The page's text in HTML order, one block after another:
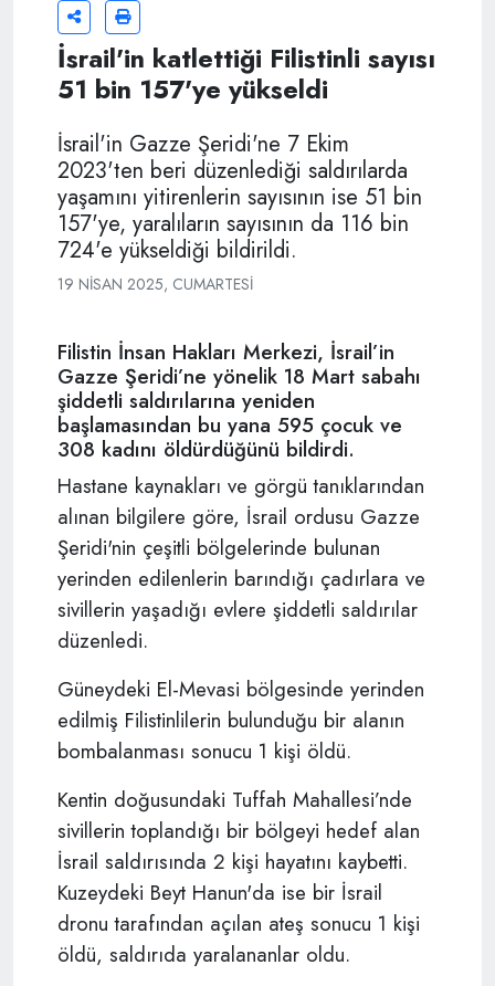
İsrail'in katlettiği Filistinli sayısı
51 bin 157'ye yükseldi
İsrail'in Gazze Şeridi'ne 7 Ekim
2023'ten beri düzenlediği saldırılarda
yaşamını yitirenlerin sayısının ise 51 bin
157'ye, yaralıların sayısının da 116 bin
724'e yükseldiği bildirildi.
19 NISAN 2025, CUMARTESI
Filistin İnsan Hakları Merkezi, İsrail’in
Gazze Şeridi’ne yönelik 18 Mart sabahı
şiddetli saldırılarına yeniden
başlamasından bu yana 595 çocuk ve
308 kadını öldürdüğünü bildirdi.
Hastane kaynakları ve görgü tanıklarından
alınan bilgilere göre, İsrail ordusu Gazze
Şeridi'nin çeşitli bölgelerinde bulunan
yerinden edilenlerin barındığı çadırlara ve
sivillerin yaşadığı evlere şiddetli saldırılar
düzenledi.
Güneydeki El-Mevasi bölgesinde yerinden
edilmiş Filistinlilerin bulunduğu bir alanın
bombalanması sonucu 1 kişi öldü.
Kentin doğusundaki Tuffah Mahallesi’nde
sivillerin toplandığı bir bölgeyi hedef alan
İsrail saldırısında 2 kişi hayatını kaybetti.
Kuzeydeki Beyt Hanun'da ise bir İsrail
dronu tarafından açılan ateş sonucu 1 kişi
öldü, saldırıda yaralananlar oldu.